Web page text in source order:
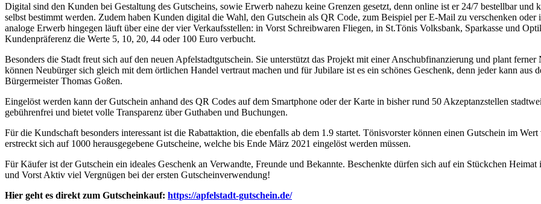
Digital sind den Kunden bei Gestaltung des Gutscheins, sowie Erwerb nahezu keine Grenzen gesetzt, denn online ist er 24/7 bestellbar
selbst bestimmt werden. Zudem haben Kunden digital die Wahl, den Gutschein als QR Code, zum Beispiel per E-Mail zu verschenken oder
analoge Erwerb hingegen läuft über eine der vier Verkaufsstellen: in Vorst Schreibwaren Fliegen, in St.Tönis Volksbank, Sparkasse und
Kundenpräferenz die Werte 5, 10, 20, 44 oder 100 Euro verbucht.
Besonders die Stadt freut sich auf den neuen Apfelstadtgutschein. Sie unterstützt das Projekt mit einer Anschubfinanzierung und plant
können Neubürger sich gleich mit dem örtlichen Handel vertraut machen und für Jubilare ist es ein schönes Geschenk, denn jeder kann aus
Bürgermeister Thomas Goßen.
Eingelöst werden kann der Gutschein anhand des QR Codes auf dem Smartphone oder der Karte in bisher rund 50 Akzeptanzstellen
gebührenfrei und bietet volle Transparenz über Guthaben und Buchungen.
Für die Kundschaft besonders interessant ist die Rabattaktion, die ebenfalls ab dem 1.9 startet. Tönisvorster können einen Gutschein im
erstreckt sich auf 1000 herausgegebene Gutscheine, welche bis Ende März 2021 eingelöst werden müssen.
Für Käufer ist der Gutschein ein ideales Geschenk an Verwandte, Freunde und Bekannte. Beschenkte dürfen sich auf ein Stückchen
und Vorst Aktiv viel Vergnügen bei der ersten Gutscheinverwendung!
Hier geht es direkt zum Gutscheinkauf: https://apfelstadt-gutschein.de/